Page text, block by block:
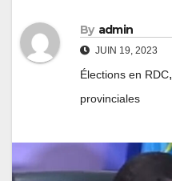
By admin
JUIN 19, 2023
Élections en RDC,
provinciales